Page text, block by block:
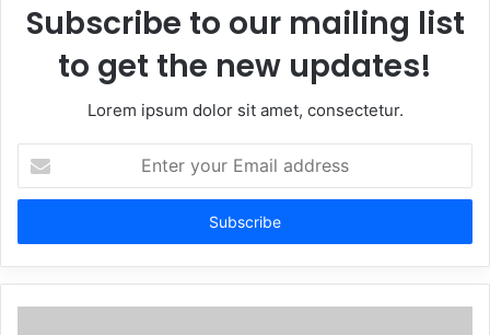
Subscribe to our mailing list
to get the new updates!
Lorem ipsum dolor sit amet, consectetur.
Enter
your
Email